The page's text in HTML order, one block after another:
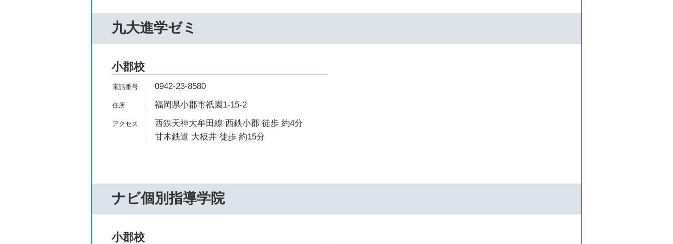
九大進学ゼミ
小郡校
0942-23-8580
福岡県小郡市祇園1-15-2
西鉄天神大牟田線 西鉄小郡 徒歩 約4分
甘木鉄道 大板井 徒歩 約15分
ナビ個別指導学院
小郡校